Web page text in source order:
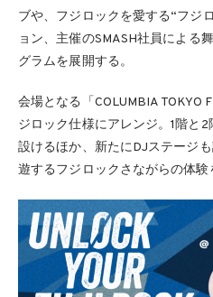
ブや、フジロックを愛する“フジ
ョン、主催のSMASH社員による
グラムを展開する。
会場となる「COLUMBIA TOKYO
ジロック仕様にアレンジ。1階と
設けるほか、新たにDJステージ
遊するフジロックさながらの体験